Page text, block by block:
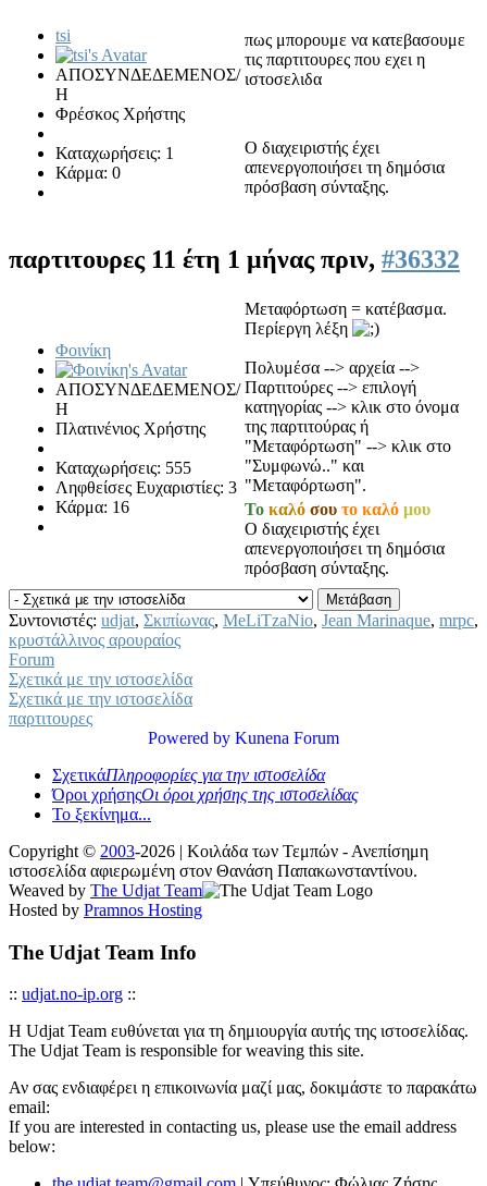
tsi
ΑΠΟΣΥΝΔΕΔΕΜΕΝΟΣ/
Η
Φρέσκος Χρήστης
Καταχωρήσεις: 1
Κάρμα: 0
πως μπορουμε να κατεβασουμε
τις παρτιτουρες που εχει η
ιστοσελιδα
Ο διαχειριστής έχει
απενεργοποιήσει τη δημόσια
πρόσβαση σύνταξης.
παρτιτουρες 11 έτη 1 μήνας πριν, #36332
Φοινίκη
ΑΠΟΣΥΝΔΕΔΕΜΕΝΟΣ/
Η
Πλατινένιος Χρήστης
Καταχωρήσεις: 555
Ληφθείσες Ευχαριστίες: 3
Κάρμα: 16
Μεταφόρτωση = κατέβασμα.
Περίεργη λέξη
Πολυμέσα --> αρχεία -->
Παρτιτούρες --> επιλογή
κατηγορίας --> κλικ στο όνομα
της παρτιτούρας ή
"Μεταφόρτωση" --> κλικ στο
"Συμφωνώ.." και
"Μεταφόρτωση".
Το καλό σου το καλό μου
Ο διαχειριστής έχει
απενεργοποιήσει τη δημόσια
πρόσβαση σύνταξης.
Συντονιστές: udjat, Σκιπίωνας, MeLiTzaNio, Jean Marinaque, mrpc,
κρυστάλλινος αρουραίος
Forum
Σχετικά με την ιστοσελίδα
Σχετικά με την ιστοσελίδα
παρτιτουρες
Powered by Kunena Forum
ΣχετικάΠληροφορίες για την ιστοσελίδα
Όροι χρήσηςΟι όροι χρήσης της ιστοσελίδας
Το ξεκίνημα...
Copyright © 2003-2026 | Κοιλάδα των Τεμπών - Ανεπίσημη
ιστοσελίδα αφιερωμένη στον Θανάση Παπακωνσταντίνου.
Weaved by The Udjat Team
Hosted by Pramnos Hosting
The Udjat Team Info
:: udjat.no-ip.org ::
Η Udjat Team ευθύνεται για τη δημιουργία αυτής της ιστοσελίδας.
The Udjat Team is responsible for weaving this site.
Αν σας ενδιαφέρει η επικοινωνία μαζί μας, δοκιμάστε το παρακάτω
email:
If you are interested in contacting us, please use the email address
below: